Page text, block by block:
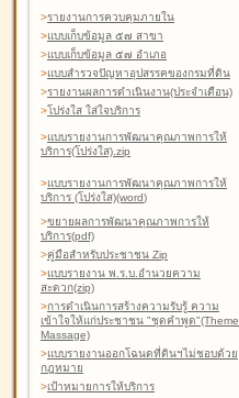
>รายงานการควบคุมภายใน
>แบบเก็บข้อมูล ๕๗ สาขา
>แบบเก็บข้อมูล ๕๗ อำเภอ
>แบบสำรวจปัญหาอุปสรรคของกรมที่ดิน
>รายงานผลการดำเนินงาน(ประจำเดือน)
>โปร่งใส ใส่ใจบริการ
>แบบรายงานการพัฒนาคุณภาพการให้
บริการ(โปร่งใส).zip
>แบบรายงานการพัฒนาคุณภาพการให้
บริการ (โปร่งใส)(word)
>ขยายผลการพัฒนาคุณภาพการให้
บริการ(pdf)
>คู่มือสำหรับประชาชน Zip
>แบบรายงาน พ.ร.บ.อำนวยความ
สะดวก(zip)
>การดำเนินการสร้างความรับรู้ ความ
เข้าใจให้แก่ประชาชน "ชุดคำพูด"(Theme
Massage)
>แบบรายงานออกโฉนดที่ดินฯไม่ชอบด้วย
กฎหมาย
>เป้าหมายการให้บริการ